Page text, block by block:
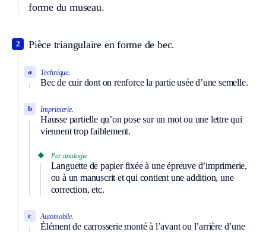
forme du museau.
Pièce triangulaire en forme de bec.
2
Technique.
Bec de cuir dont on renforce la partie usée d’une semelle.
a
Imprimerie.
Hausse partielle qu’on pose sur un mot ou une lettre qui
viennent trop faiblement.
b
Par analogie.
Languette de papier fixée à une épreuve d’imprimerie,
ou à un manuscrit et qui contient une addition, une
correction, etc.
Automobile.
Élément de carrosserie monté à l’avant ou l’arrière d’une
c